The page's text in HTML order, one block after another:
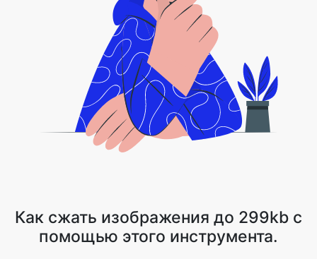
1 . Загрузите файл изображения или нажмите на стрелку
выпадающего списка и выберите Dropbox/Google Drive
2 . Image Compressor сжимает ваш файл, сохраняя качество